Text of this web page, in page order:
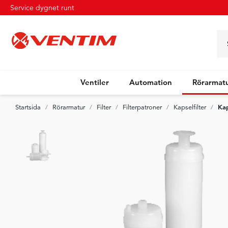
Service dygnet runt
Ventiler Automation
Startsida Rörarmatur Filter Filterpatroner Kapselfilter